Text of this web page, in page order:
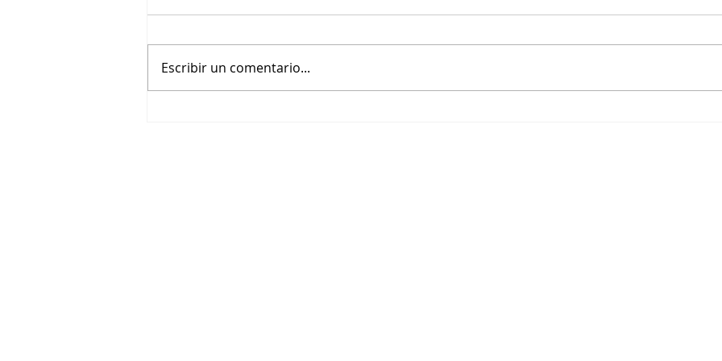
Escribir un comentario...